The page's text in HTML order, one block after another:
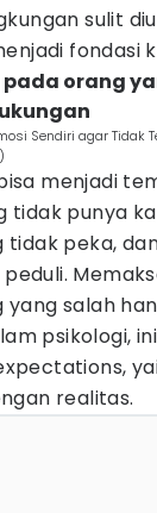
sulit
fondasi
pada orang
Sendiri agar Tidak
menjadi
tidak punya
tidak peka,
salah
psikologi,
realitas.